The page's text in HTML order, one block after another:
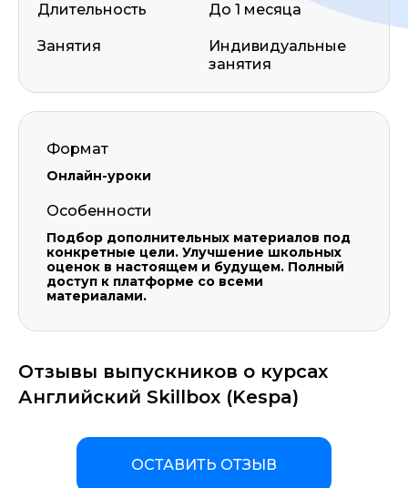
Длительность
Занятия
До 1 месяца
Индивидуальные
занятия
Формат
Онлайн-уроки
Особенности
Подбор дополнительных материалов под
конкретные цели. Улучшение школьных
оценок в настоящем и будущем. Полный
доступ к платформе со всеми
материалами.
Отзывы выпускников о курсах
Английский Skillbox (Kespa)
ОСТАВИТЬ ОТЗЫВ